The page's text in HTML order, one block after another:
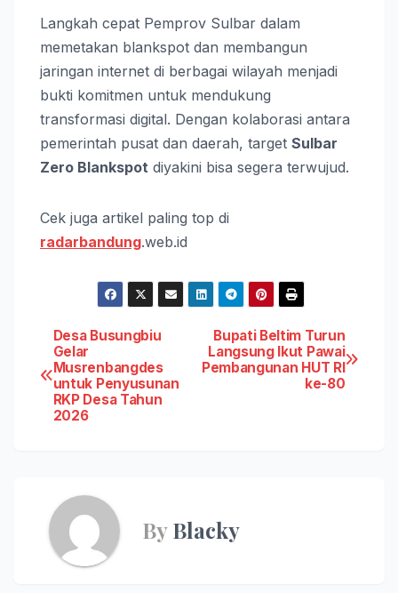
Langkah cepat Pemprov Sulbar dalam
memetakan blankspot dan membangun
jaringan internet di berbagai wilayah menjadi
bukti komitmen untuk mendukung
transformasi digital. Dengan kolaborasi antara
pemerintah pusat dan daerah, target Sulbar
Zero Blankspot diyakini bisa segera terwujud.
Cek juga artikel paling top di
radarbandung.web.id
Post
navigation
Bupati Beltim Turun
Langsung Ikut Pawai
Pembangunan HUT RI
ke-80
Desa Busungbiu
Gelar
Musrenbangdes
untuk Penyusunan
RKP Desa Tahun
2026
ByBlacky